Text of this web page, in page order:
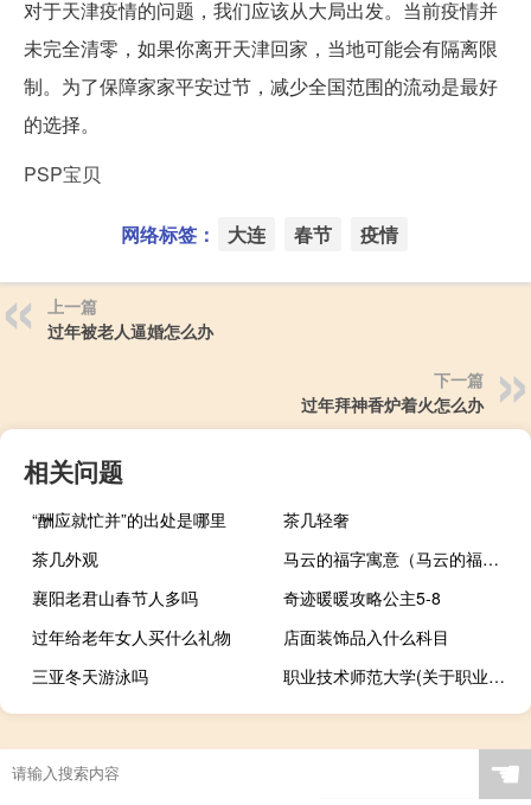
对于天津疫情的问题，我们应该从大局出发。当前疫情并
未完全清零，如果你离开天津回家，当地可能会有隔离限
制。为了保障家家平安过节，减少全国范围的流动是最好
的选择。
PSP宝贝
网络标签： 大连 春节 疫情
上一篇
过年被老人逼婚怎么办
下一篇
过年拜神香炉着火怎么办
相关问题
“酬应就忙并”的出处是哪里
茶几轻奢
茶几外观
马云的福字寓意（马云的福字沾福卡）
襄阳老君山春节人多吗
奇迹暖暖攻略公主5-8
过年给老年女人买什么礼物
店面装饰品入什么科目
三亚冬天游泳吗
职业技术师范大学(关于职业技术师范大学简述)
☚